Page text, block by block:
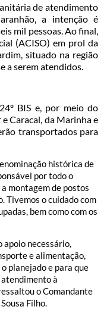
de atendimento
a intenção é
mil pessoas. Ao final,
(ACISO) em prol da
situado na região
a serem atendidos.
BIS e, por meio do
Caracal, da Marinha e
transportados para
histórica de
por todo o
montagem de postos
Tivemos o cuidado com
bem como com os
apoio necessário,
e alimentação,
planejado e para que
à
o Comandante
Filho.